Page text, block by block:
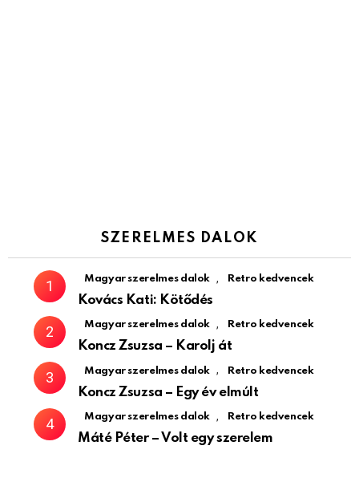
SZERELMES DALOK
Magyar szerelmes dalok , Retro kedvencek
Kovács Kati: Kötődés
Magyar szerelmes dalok , Retro kedvencek
Koncz Zsuzsa – Karolj át
Magyar szerelmes dalok , Retro kedvencek
Koncz Zsuzsa – Egy év elmúlt
Magyar szerelmes dalok , Retro kedvencek
Máté Péter – Volt egy szerelem